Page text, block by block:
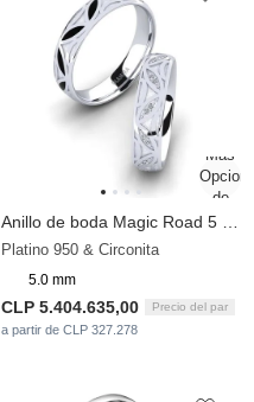
Platino 950 & Circonita
5.0 mm
CLP 5.404.635,00 Precio del par
a partir de CLP 327.278